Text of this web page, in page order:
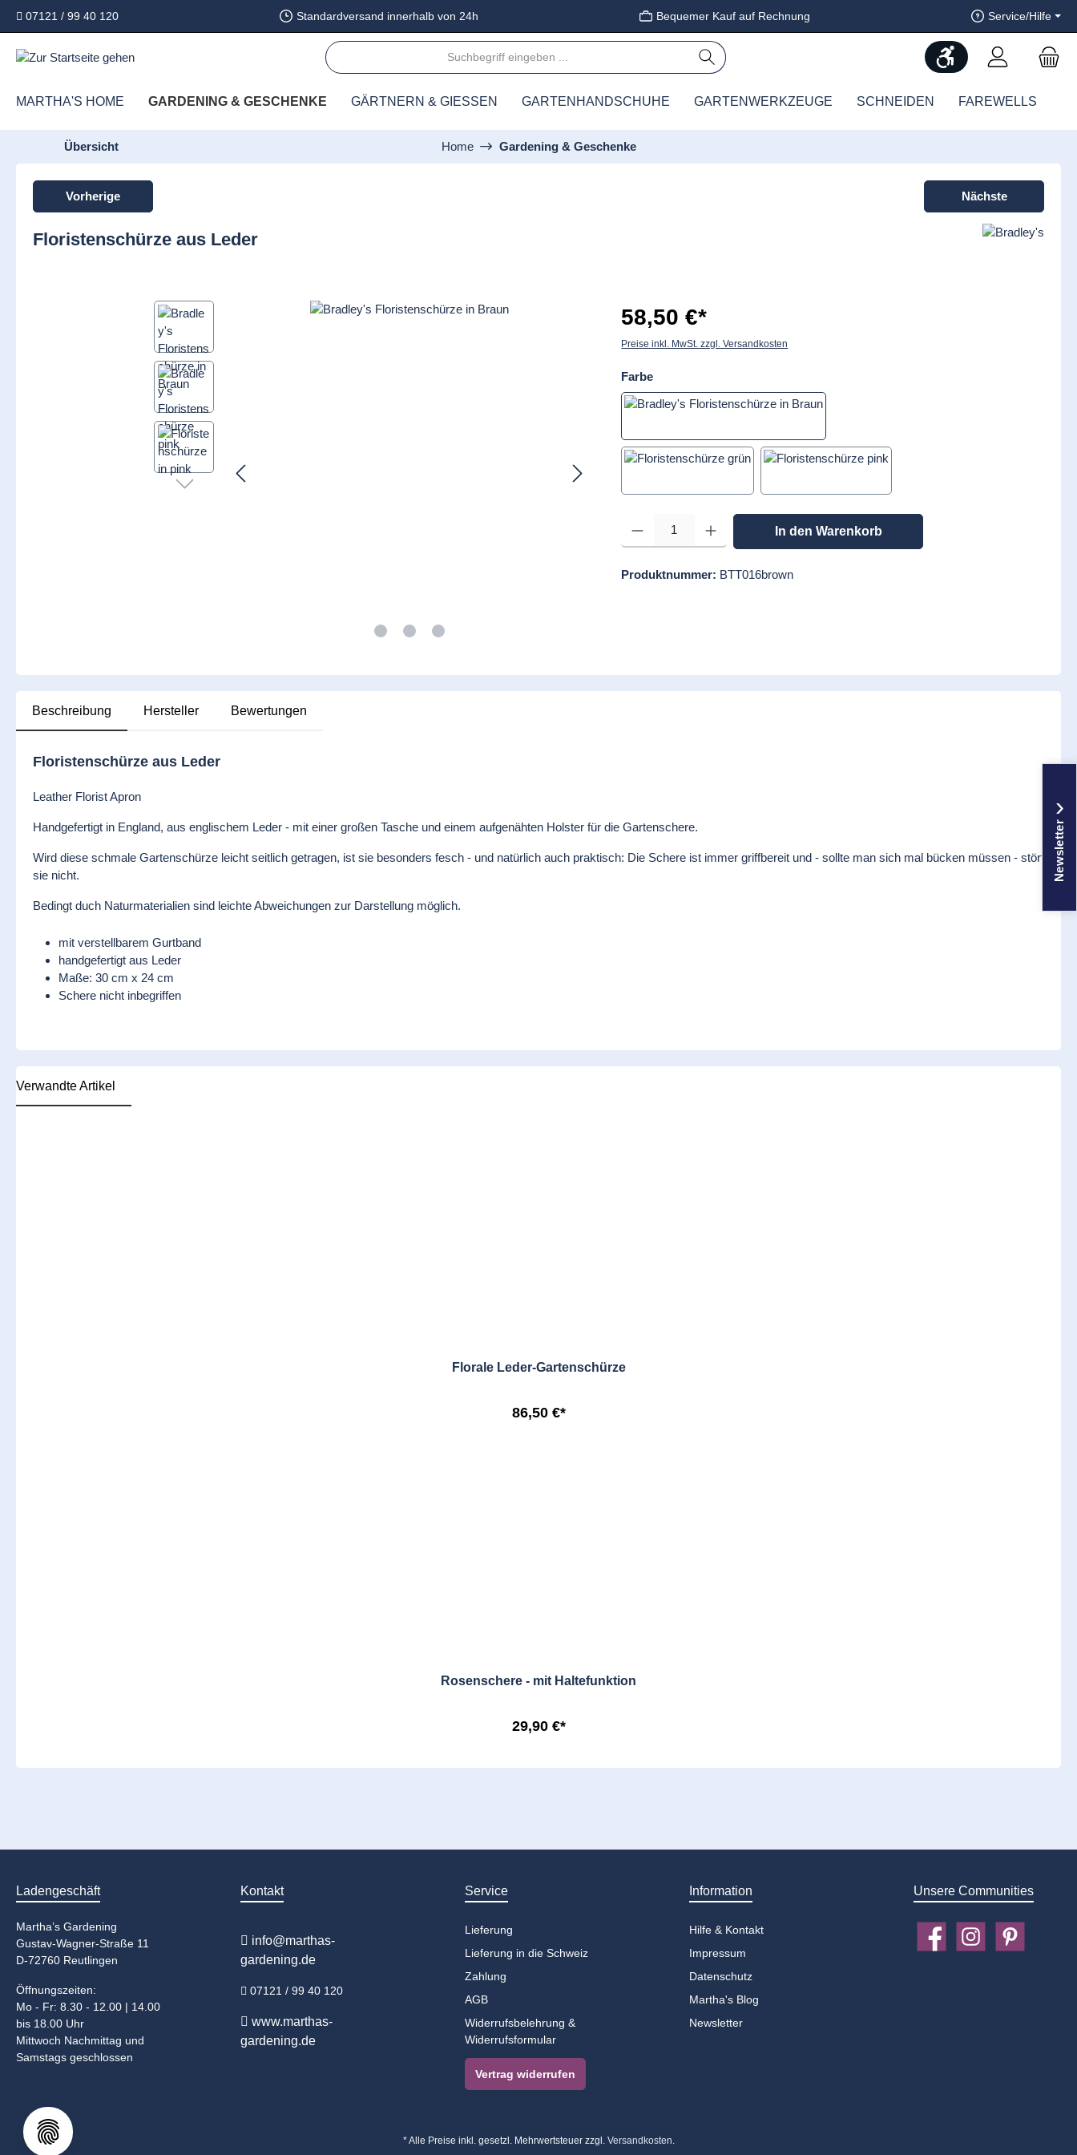
Zur Hauptnavigation springen
07121 / 99 40 120 Standardversand innerhalb von 24h Bequemer Kauf auf Rechnung Service/Hilfe
Werkzeugleiste
MARTHA'S HOME GARDENING & GESCHENKE GÄRTNERN & GIESSEN GARTENHANDSCHUHE GARTENWERKZEUGE SCHNEIDEN FAREWELLS
Übersicht Home Gardening & Geschenke
Vorherige Nächste
Floristenschürze aus Leder
Bildergalerie überspringen 58,50 €*
Preise inkl. MwSt. zzgl. Versandkosten
Farbeauswählen
Produkt Anzahl: Gib den gewünschten Wert ein oder benutze die Schaltflächen um die Anzahl zu
In den Warenkorb
Produktnummer: BTT016brown
Beschreibung Hersteller Bewertungen
Floristenschürze aus Leder
Leather Florist Apron
Handgefertigt in England, aus englischem Leder - mit einer großen Tasche und einem aufgenähten Holster für die Gartenschere.
Wird diese schmale Gartenschürze leicht seitlich getragen, ist sie besonders fesch - und natürlich auch praktisch: Die Schere ist immer griffbereit und - sollte man sich mal bücken müssen - stört
sie nicht.
Bedingt duch Naturmaterialien sind leichte Abweichungen zur Darstellung möglich.
mit verstellbarem Gurtband
handgefertigt aus Leder
Maße: 30 cm x 24 cm
Schere nicht inbegriffen
Verwandte Artikel
Florale Leder-Gartenschürze
86,50 €*
Rosenschere - mit Haltefunktion
29,90 €*
Ladengeschäft
Martha’s Gardening
Gustav-Wagner-Straße 11
D-72760 Reutlingen
Öffnungszeiten:
Mo - Fr: 8.30 - 12.00 | 14.00
bis 18.00 Uhr
Mittwoch Nachmittag und
Samstags geschlossen
Service
Lieferung
Lieferung in die Schweiz
Zahlung
AGB
Widerrufsbelehrung &
Widerrufsformular
Vertrag widerrufen
Information
Hilfe & Kontakt
Impressum
Datenschutz
Martha's Blog
Newsletter
Kontakt
info@marthas-
gardening.de
07121 / 99 40 120
www.marthas-
gardening.de
Unsere Communities
FacebookInstagramPinterest
›
Newsletter
* Alle Preise inkl. gesetzl. Mehrwertsteuer zzgl. Versandkosten.